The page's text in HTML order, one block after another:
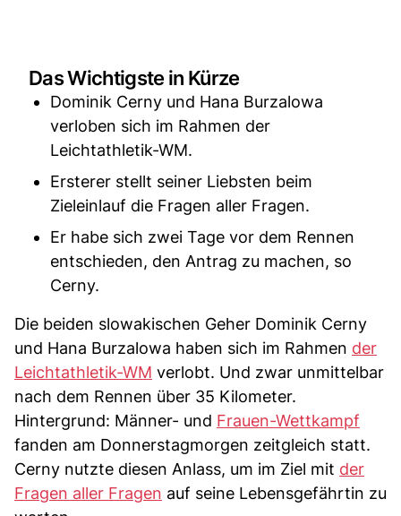
Das Wichtigste in Kürze
Dominik Cerny und Hana Burzalowa
verloben sich im Rahmen der
Leichtathletik-WM.
Ersterer stellt seiner Liebsten beim
Zieleinlauf die Fragen aller Fragen.
Er habe sich zwei Tage vor dem Rennen
entschieden, den Antrag zu machen, so
Cerny.
Die beiden slowakischen Geher Dominik Cerny
und Hana Burzalowa haben sich im Rahmen der
Leichtathletik-WM verlobt. Und zwar unmittelbar
nach dem Rennen über 35 Kilometer.
Hintergrund: Männer- und Frauen-Wettkampf
fanden am Donnerstagmorgen zeitgleich statt.
Cerny nutzte diesen Anlass, um im Ziel mit der
Fragen aller Fragen auf seine Lebensgefährtin zu